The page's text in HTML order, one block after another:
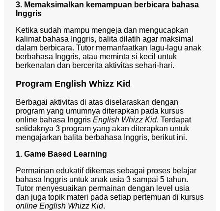
3. Memaksimalkan kemampuan berbicara bahasa
Inggris
Ketika sudah mampu mengeja dan mengucapkan
kalimat bahasa Inggris, balita dilatih agar maksimal
dalam berbicara. Tutor memanfaatkan lagu-lagu anak
berbahasa Inggris, atau meminta si kecil untuk
berkenalan dan bercerita aktivitas sehari-hari.
Program English Whizz Kid
Berbagai aktivitas di atas diselaraskan dengan
program yang umumnya diterapkan pada kursus
online bahasa Inggris English Whizz Kid. Terdapat
setidaknya 3 program yang akan diterapkan untuk
mengajarkan balita berbahasa Inggris, berikut ini.
1. Game Based Learning
Permainan edukatif dikemas sebagai proses belajar
bahasa Inggris untuk anak usia 3 sampai 5 tahun.
Tutor menyesuaikan permainan dengan level usia
dan juga topik materi pada setiap pertemuan di kursus
online English Whizz Kid.